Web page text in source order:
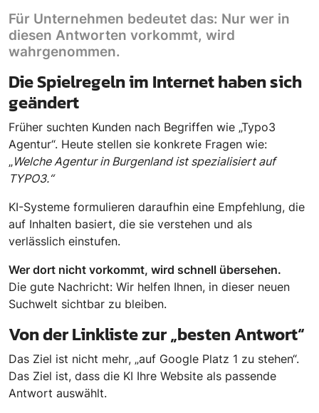
Für Unternehmen bedeutet das: Nur wer in
diesen Antworten vorkommt, wird
wahrgenommen.
Die Spielregeln im Internet haben sich
geändert
Früher suchten Kunden nach Begriffen wie „Typo3
Agentur“. Heute stellen sie konkrete Fragen wie:
„Welche Agentur in Burgenland ist spezialisiert auf
TYPO3.“
KI-Systeme formulieren daraufhin eine Empfehlung, die
auf Inhalten basiert, die sie verstehen und als
verlässlich einstufen.
Wer dort nicht vorkommt, wird schnell übersehen.
Die gute Nachricht: Wir helfen Ihnen, in dieser neuen
Suchwelt sichtbar zu bleiben.
Von der Linkliste zur „besten Antwort“
Das Ziel ist nicht mehr, „auf Google Platz 1 zu stehen“.
Das Ziel ist, dass die KI Ihre Website als passende
Antwort auswählt.